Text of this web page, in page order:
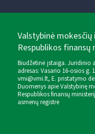
Valstybinė
Respublikos finansų
Biudžetinė įstaiga. Juridinio
adresas: Vasario 16-osios g.
vmi@vmi.lt, E. pristatymo
Duomenys apie Valstybinę
Respublikos finansų
asmenų registre